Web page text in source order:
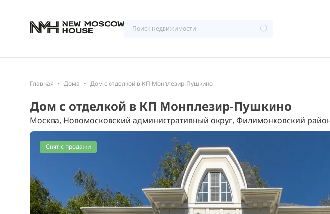
Главная Дома Дом с отделкой в КП Монплезир-Пушкино
Дом с отделкой в КП Монплезир-Пушкино
Москва, Новомосковский административный округ, Филимонковский
Снят с продажи